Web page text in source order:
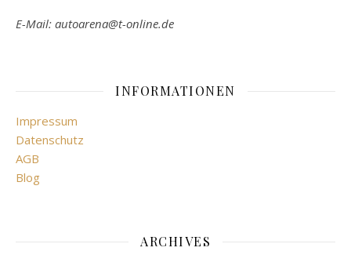
E-Mail: autoarena@t-online.de
INFORMATIONEN
Impressum
Datenschutz
AGB
Blog
ARCHIVES